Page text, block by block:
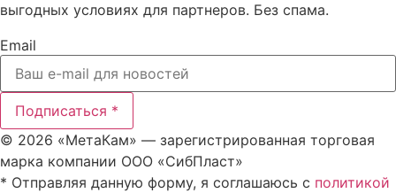
выгодных условиях для партнеров. Без спама.
Email
Подписаться *
© 2026 «МетаКам» — зарегистрированная торговая
марка компании ООО «СибПласт»
* Отправляя данную форму, я соглашаюсь с политикой